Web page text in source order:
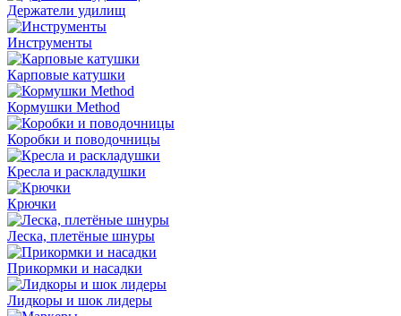
Держатели удилищ
Инструменты
Карповые катушки
Кормушки Method
Коробки и поводочницы
Кресла и раскладушки
Крючки
Леска, плетёные шнуры
Прикормки и насадки
Лидкоры и шок лидеры